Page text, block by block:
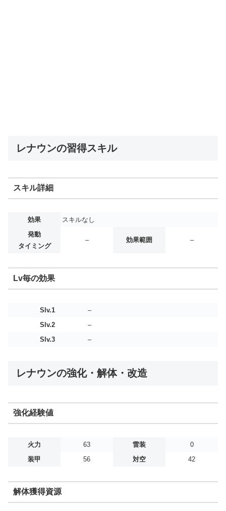
レナウンの習得スキル
スキル詳細
効果
スキルなし
発動
タイミング
– 効果範囲 –
Lv毎の効果
Slv.1
–
Slv.2
–
Slv.3
–
レナウンの強化・解体・改造
強化経験値
火力 63 雷装
0
装甲
56 対空 42
解体獲得資源